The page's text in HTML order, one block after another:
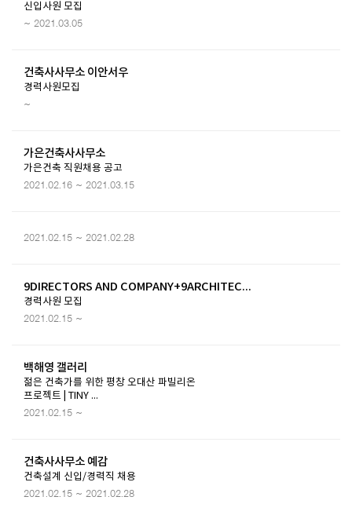
신입사원 모집
~ 2021.03.05
건축사사무소 이안서우
경력사원모집
~
가은건축사사무소
가은건축 직원채용 공고
2021.02.16 ~ 2021.03.15
2021.02.15 ~ 2021.02.28
9DIRECTORS AND COMPANY+9ARCHITEC...
경력사원 모집
2021.02.15 ~
백해영 갤러리
젊은 건축가를 위한 평창 오대산 파빌리온
프로젝트 | TINY ...
2021.02.15 ~
건축사사무소 예감
건축설계 신입/경력직 채용
2021.02.15 ~ 2021.02.28